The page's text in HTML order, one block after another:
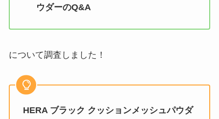
ウダーのQ&A
について調査しました！
HERA ブラック クッションメッシュパウダ